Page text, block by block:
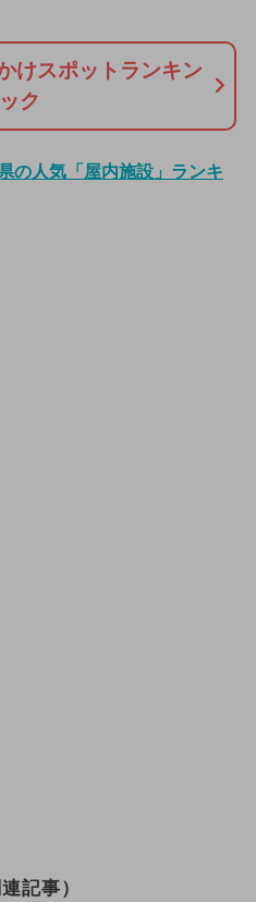
けスポットランキン
ク
の人気「屋内施設」ランキ
記事）